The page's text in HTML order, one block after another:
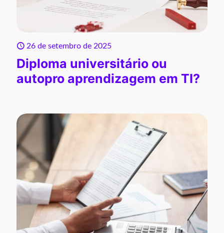
26 de setembro de 2025
Diploma universitário ou
autopro aprendizagem em TI?